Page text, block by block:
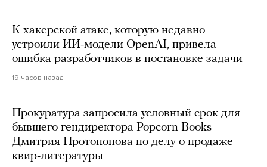
К хакерской атаке, которую недавно
устроили ИИ-модели OpenAI, привела
ошибка разработчиков в постановке задачи
19 часов назад
Прокуратура запросила условный срок для
бывшего гендиректора Popcorn Books
Дмитрия Протопопова по делу о продаже
квир-литературы